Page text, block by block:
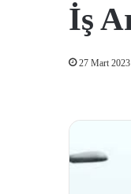
İş
27 Mart 2023